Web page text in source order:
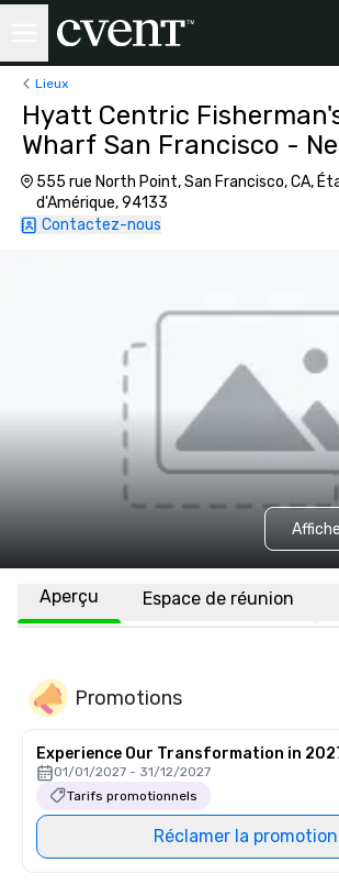
Lieux
Hyatt Centric
Wharf San Francisco -
Renovated
555 rue North Point, San Francisco, CA,
d'Amérique, 94133
Contactez-nous
Aperçu Espace de réunion
Promotions
Experience Our Transformation in
01/01/2027 - 31/12/2027
Tarifs promotionnels
Réclamer la promotion